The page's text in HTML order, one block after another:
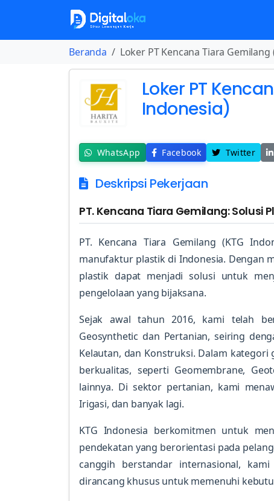
Beranda Loker PT Kencana Tiara Gemilang
Loker PT
Indonesia)
WhatsApp Facebook Twitter
Deskripsi Pekerjaan
PT. Kencana Tiara Gemilang:
PT. Kencana Tiara Gemilang (KTG
manufaktur plastik di Indonesia. Dengan
plastik dapat menjadi solusi untuk
pengelolaan yang bijaksana.
Sejak awal tahun 2016, kami telah
Geosynthetic dan Pertanian, seiring
Kelautan, dan Konstruksi. Dalam
berkualitas, seperti Geomembrane,
lainnya. Di sektor pertanian, kami
Irigasi, dan banyak lagi.
KTG Indonesia berkomitmen untuk
pendekatan yang berorientasi pada
canggih berstandar internasional,
dirancang khusus untuk memenuhi